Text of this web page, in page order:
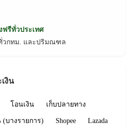
ฟรีทั่วประเทศ
วกทม. และปริมณฑล
งิน
โอนเงิน เก็บปลายทาง
(บางรายการ) Shopee Lazada